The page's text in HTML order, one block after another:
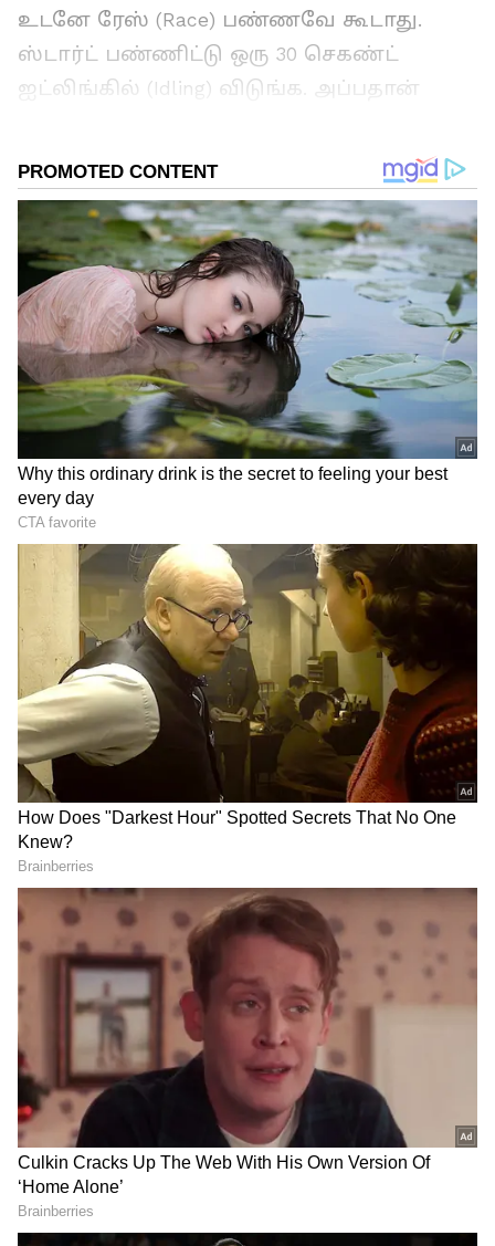
உடனே ரேஸ் (Race) பண்ணவே கூடாது.
ஸ்டார்ட் பண்ணிட்டு ஒரு 30 செகண்ட்
ஐட்லிங்கில் (Idling) விடுங்க. அப்பதான்
வரைக்கும் சீரா பரவும். உங்க புல்லட்
என்ஜின் ஆயுசுக்கும் வீணாகாது!
ஏசியாநெட் தமிழ்-ஐ உங்கள் முதன்மைத்
தேர்வாக்குங்கள்
2
5
Image Credit :
செயின் சத்தத்தை சைலண்ட் ஆக்குங்க:
புல்லட்ல லாங் ரைடு போகும் போது
செயின்ல இருந்து ஒரு மாதிரி 'கிரீச்' சத்தம்
வரும். காஸ்ட்லி ஸ்பிரே வாங்க காசு
இல்லையா? கவலையே படாதீங்க,
கொஞ்சம் தேங்காய் எண்ணெயும் பழைய
டூத் பிரஷும் போதும். செயின்ல இருக்குற
அழுக்கை நீக்கிட்டு தேங்காய் எண்ணெய்
தடவுனா சத்தம் காணாமல் போகும்,
செயினும் ஸ்மூத் ஆகும்!